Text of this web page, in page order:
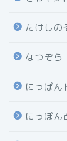
たけしの
なつぞら
にっぽん
にっぽん